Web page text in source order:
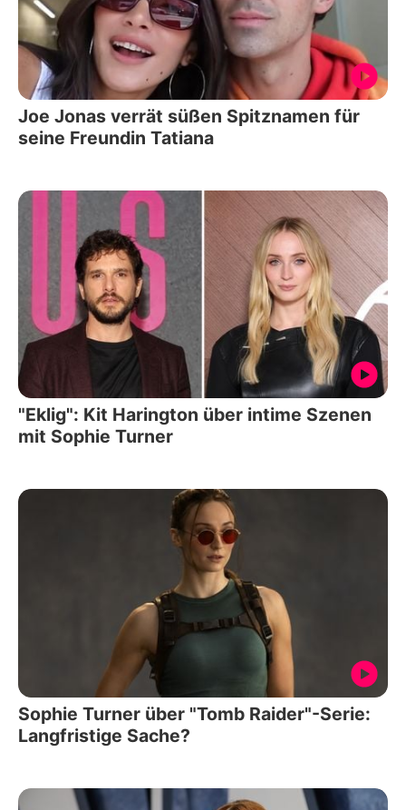
Joe Jonas verrät süßen Spitznamen für
seine Freundin Tatiana
"Eklig": Kit Harington über intime Szenen
mit Sophie Turner
Sophie Turner über "Tomb Raider"-Serie:
Langfristige Sache?